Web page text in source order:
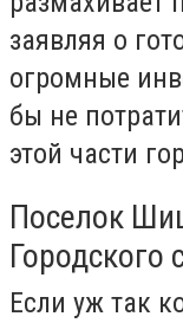
заявляя о
огромные
бы не
этой части
Поселок
Городского
Если уж так